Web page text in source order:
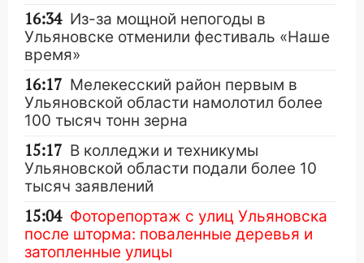
16:34 Из-за мощной непогоды в
Ульяновске отменили фестиваль «Наше
время»
16:17 Мелекесский район первым в
Ульяновской области намолотил более
100 тысяч тонн зерна
15:17 В колледжи и техникумы
Ульяновской области подали более 10
тысяч заявлений
15:04 Фоторепортаж с улиц Ульяновска
после шторма: поваленные деревья и
затопленные улицы